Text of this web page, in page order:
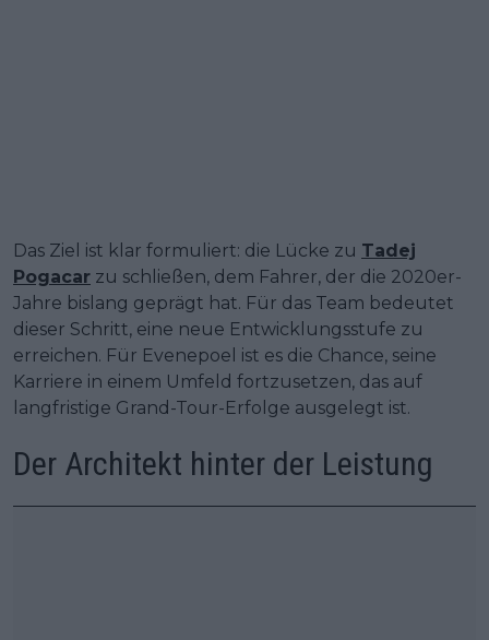
Das Ziel ist klar formuliert: die Lücke zu Tadej
Pogacar zu schließen, dem Fahrer, der die 2020er-
Jahre bislang geprägt hat. Für das Team bedeutet
dieser Schritt, eine neue Entwicklungsstufe zu
erreichen. Für Evenepoel ist es die Chance, seine
Karriere in einem Umfeld fortzusetzen, das auf
langfristige Grand-Tour-Erfolge ausgelegt ist.
Der Architekt hinter der Leistung